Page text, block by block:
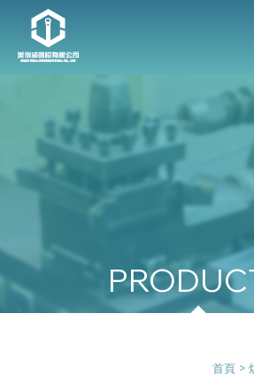
烘培鐵盒-私版客
首頁 >